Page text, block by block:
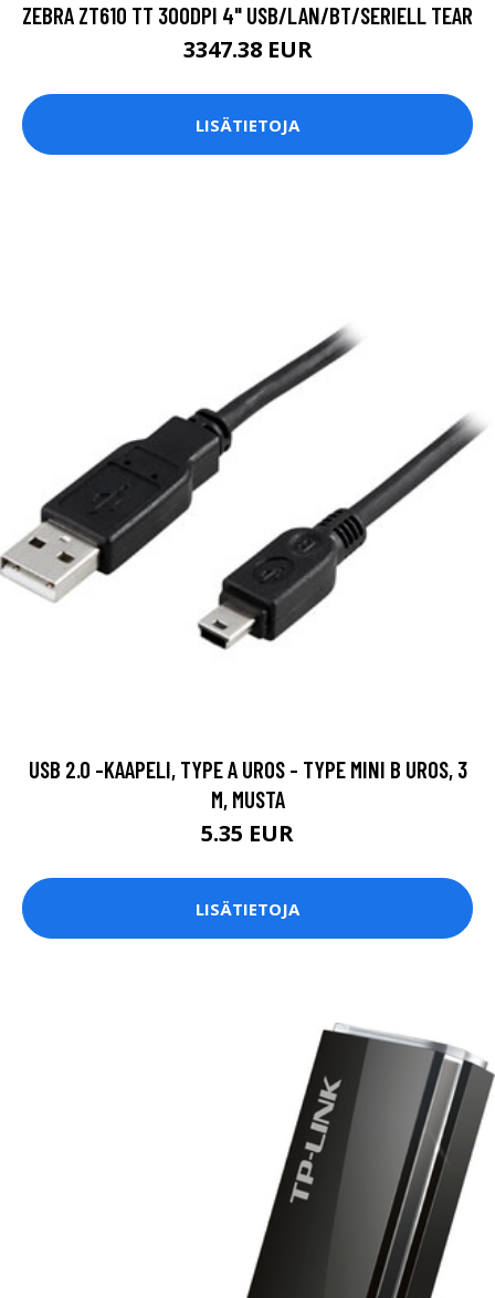
ZEBRA ZT610 TT 300DPI 4" USB/LAN/BT/SERIELL TEAR
3347.38 EUR
LISÄTIETOJA
USB 2.0 -KAAPELI, TYPE A UROS - TYPE MINI B UROS, 3
M, MUSTA
5.35 EUR
LISÄTIETOJA